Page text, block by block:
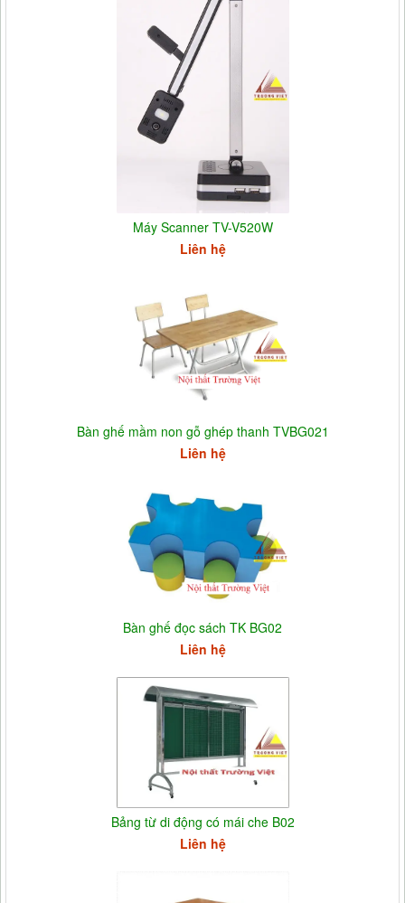
Máy Scanner TV-V520W
Liên hệ
Bàn ghế mầm non gỗ ghép thanh TVBG021
Liên hệ
Bàn ghế đọc sách TK BG02
Liên hệ
Bảng từ di động có mái che B02
Liên hệ